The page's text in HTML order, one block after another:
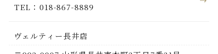
TEL：018-867-8889
ヴェルティー長井店